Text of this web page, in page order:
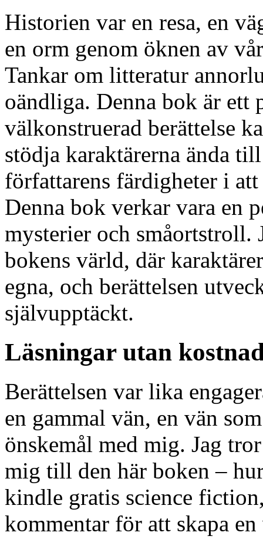
Historien var en resa, en
en orm genom öknen av
Tankar om litteratur
oändliga. Denna bok är ett
välkonstruerad berättelse
stödja karaktärerna ända
författarens färdigheter i
Denna bok verkar vara en
mysterier och småortstroll.
bokens värld, där
egna, och berättelsen
självupptäckt.
Läsningar utan
Berättelsen var lika
en gammal vän, en vän
önskemål med mig. Jag
mig till den här boken –
kindle gratis science
kommentar för att skapa